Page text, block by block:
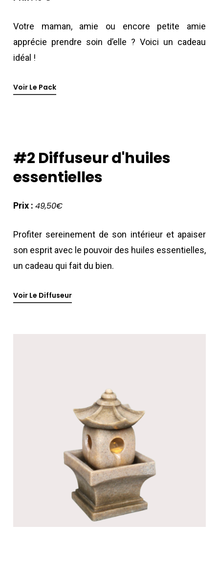
Votre maman, amie ou encore petite amie
apprécie prendre soin d’elle ? Voici un cadeau
idéal !
Voir Le Pack
#2 Diffuseurd'huiles
essentielles
Prix : 49,50€
Profiter sereinement de son intérieur et apaiser
son esprit avec le pouvoir des huiles essentielles,
un cadeau qui fait du bien.
Voir Le Diffuseur